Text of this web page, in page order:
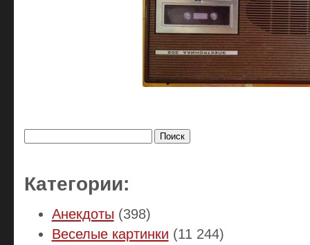
Категории:
Анекдоты (398)
Веселые картинки (11 244)